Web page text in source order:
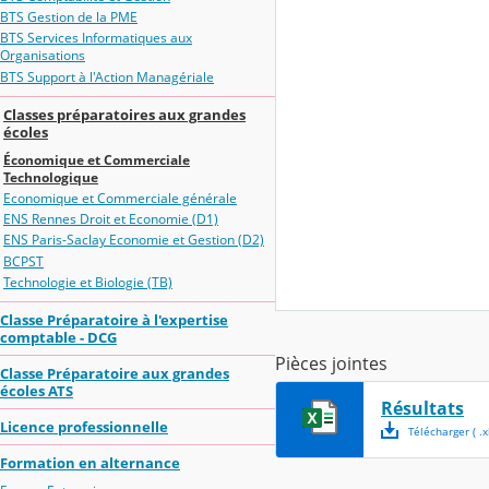
BTS Gestion de la PME
BTS Services Informatiques aux
Organisations
BTS Support à l'Action Managériale
Classes préparatoires aux grandes
écoles
Économique et Commerciale
Technologique
Economique et Commerciale générale
ENS Rennes Droit et Economie (D1)
ENS Paris-Saclay Economie et Gestion (D2)
BCPST
Technologie et Biologie (TB)
Classe Préparatoire à l'expertise
comptable - DCG
Classe Préparatoire aux grandes
écoles ATS
Licence professionnelle
Formation en alternance
Pièces jointes
Résultats
Télécharger( .